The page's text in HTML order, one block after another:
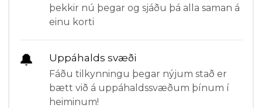
þekkir nú þegar og sjáðu þá alla saman á
einu korti
🔔 Uppáhalds svæði
Fáðu tilkynningu þegar nýjum stað er
bætt við á uppáhaldssvæðum þínum í
heiminum!